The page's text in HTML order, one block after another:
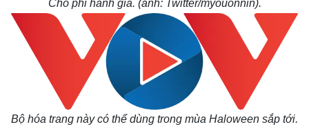
Chó phi hành gia. (ảnh: Twitter/myouonnin).
Bộ hóa trang này có thể dùng trong mùa Haloween sắp tới.